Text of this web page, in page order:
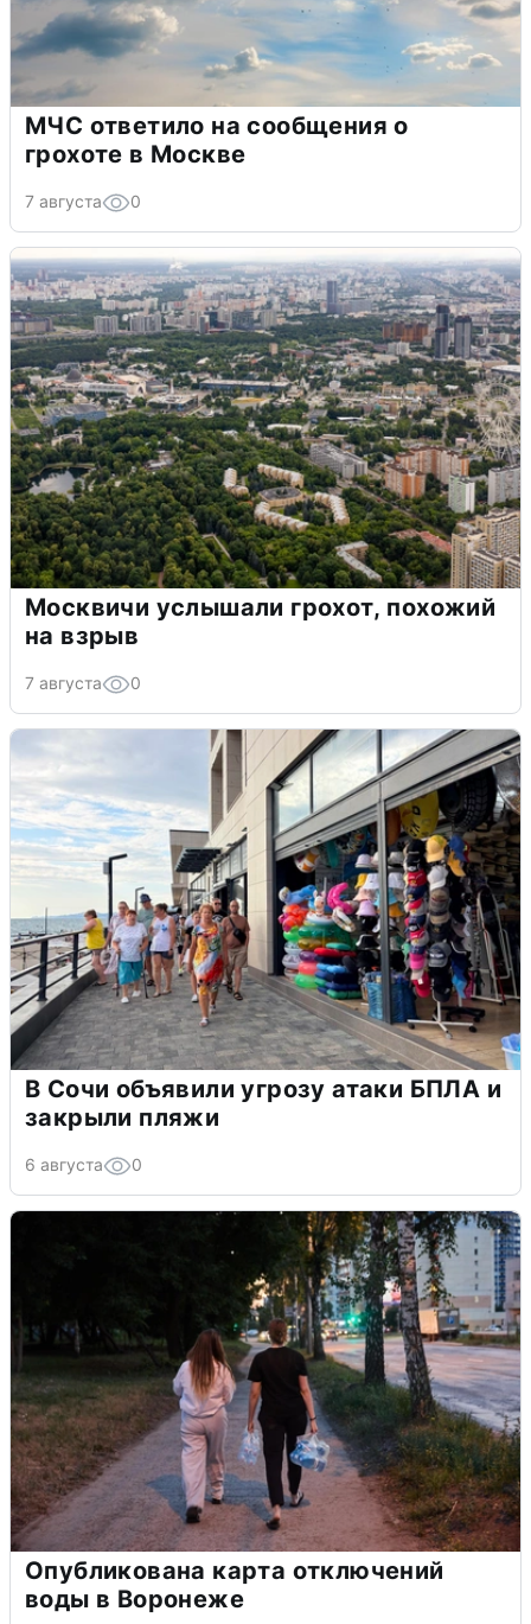
МЧС ответило на сообщения о
грохоте в Москве
7 августа 0
Москвичи услышали грохот, похожий
на взрыв
7 августа 0
В Сочи объявили угрозу атаки БПЛА и
закрыли пляжи
6 августа 0
Опубликована карта отключений
воды в Воронеже